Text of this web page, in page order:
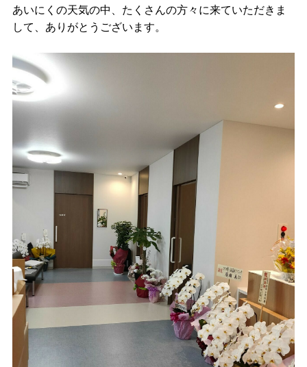
あいにくの天気の中、たくさんの方々に来ていただきま
して、ありがとうございます。
筋萎縮性側索硬化症（ALS）
小児科
一般内科
採用情報